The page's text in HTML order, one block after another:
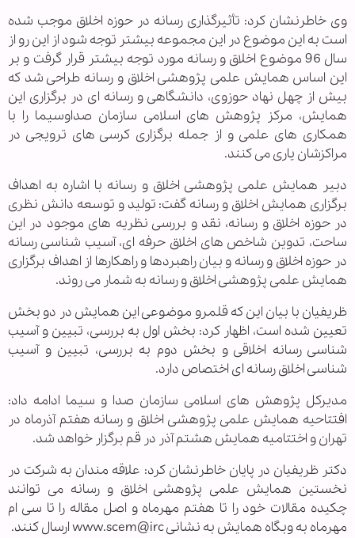
وی خاطرنشان كرد: تأثیرگذاری رسانه در حوزه اخلاق موجب شده
است به این موضوع در این مجموعه بیشتر توجه شود از این رو از
سال 96 موضوع اخلاق و رسانه مورد توجه بیشتر قرار گرفت و بر
این اساس همایش علمی پژوهشی اخلاق و رسانه طراحی شد كه
بیش از چهل نهاد حوزوی، دانشگاهی و رسانه ای در برگزاری این
همایش، مركز پژوهش های اسلامی سازمان صداوسیما را با
همكاری های علمی و از جمله برگزاری كرسی های ترویجی در
مراكزشان یاری می كنند.
دبیر همایش علمی پژوهشی اخلاق و رسانه با اشاره به اهداف
برگزاری همایش اخلاق و رسانه گفت: تولید و توسعه دانش نظری
در حوزه اخلاق و رسانه، نقد و بررسی نظریه های موجود در این
ساحت، تدوین شاخص های اخلاق حرفه ای، آسیب شناسی رسانه
در حوزه اخلاق و رسانه و بیان راهبردها و راهكارها از اهداف برگزاری
همایش علمی پژوهشی اخلاق و رسانه به شمار می روند.
ظریفیان با بیان این كه قلمرو موضوعی این همایش در دو بخش
تعیین شده است، اظهار كرد: بخش اول به بررسی، تبیین و آسیب
شناسی رسانه اخلاقی و بخش دوم به بررسی، تبیین و آسیب
شناسی اخلاق رسانه ای اختصاص دارد.
مدیركل پژوهش های اسلامی سازمان صدا و سیما ادامه داد:
افتتاحیه همایش علمی پژوهشی اخلاق و رسانه هفتم آذرماه در
تهران و اختتامیه همایش هشتم آذر در قم برگزار خواهد شد.
دكتر ظریفیان در پایان خاطرنشان كرد: علاقه مندان به شركت در
نخستین همایش علمی پژوهشی اخلاق و رسانه می توانند
چكیده مقالات خود را تا هفتم مهرماه و اصل مقاله را تا سی ام‌
مهرماه به وبگاه همایش به نشانی www.scem@irc ارسال كنند.